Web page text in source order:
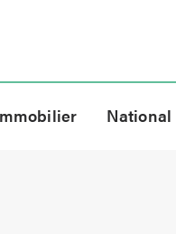
National